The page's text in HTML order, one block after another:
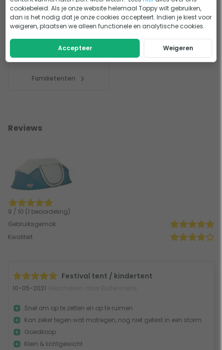
Tenten Tent accessoires
Familietenten
Reviews
9 / 10 (1 beoordeling)
Gebruiksgemak
Kwaliteit
Festival tent / kindertent
10-05-2021
Snel om op te zetten en op te ruimen
Kan zeker tegen wat motregen, nog niet getest in een storm
Goedkoop
Klein & lichtgewicht
cookiebeleid. Als je onze website helemaal Toppy wilt gebruiken,
dan is het nodig dat je onze cookies accepteert. Indien je kiest voor
weigeren, plaatsen we alleen functionele en analytische cookies.
Accepteer Weigeren